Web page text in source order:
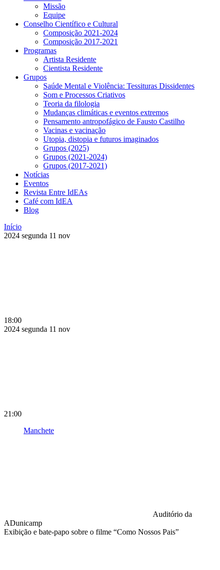
Missão
Equipe
Conselho Científico e Cultural
Composição 2021-2024
Composição 2017-2021
Programas
Artista Residente
Cientista Residente
Grupos
Saúde Mental e Violência: Tessituras Dissidentes
Som e Processos Criativos
Teoria da filologia
Mudanças climáticas e eventos extremos
Pensamento antropofágico de Fausto Castilho
Vacinas e vacinação
Utopia, distopia e futuros imaginados
Grupos (2025)
Grupos (2021-2024)
Grupos (2017-2021)
Notícias
Eventos
Revista Entre IdEAs
Café com IdEA
Blog
Início
2024 segunda 11 nov
18:00
2024 segunda 11 nov
21:00
Manchete
Auditório da
ADunicamp
Exibição e bate-papo sobre o filme “Como Nossos Pais”